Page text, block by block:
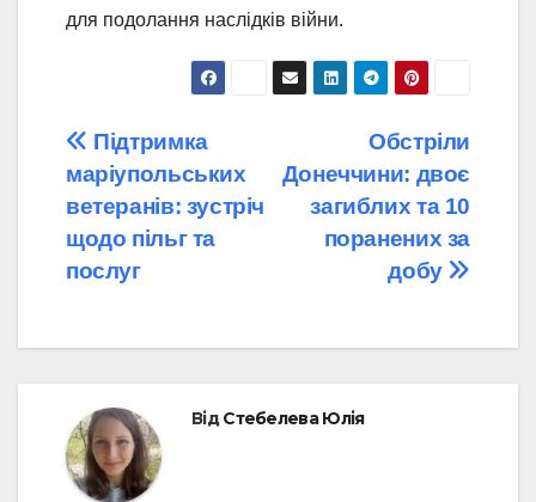
для подолання наслідків війни.
Навігація
записів
Обстріли
Донеччини: двоє
загиблих та 10
поранених за
добу
Підтримка
маріупольських
ветеранів: зустріч
щодо пільг та
послуг
ВідСтебелева Юлія